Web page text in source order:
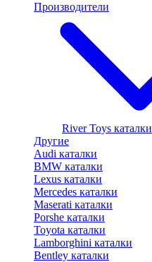
Производители
River Toys каталки
Другие
Audi каталки
BMW каталки
Lexus каталки
Mercedes каталки
Maserati каталки
Porshe каталки
Toyota каталки
Lamborghini каталки
Bentley каталки